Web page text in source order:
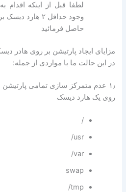
حاصل فرمائید
مزایای ایجاد پارتیشن بر روی هادر
در این حالت ما با مواردی از جمله:
۱٫ عدم متمرکز سازی تمامی
روی یک هارد دیسک
/
usr/
var/
swap
tmp/